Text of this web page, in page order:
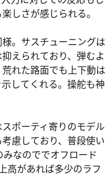
しさが感じられる。
。サスチューニングは
えられており、弾むよ
れた路面でも上下動は
してくれる。操舵も神
ポーティ寄りのモデル
慮しており、普段使い
なのででオフロード
高があれば多少のラフ